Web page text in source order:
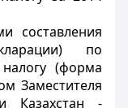
составления
по
(форма
Заместителя
Казахстан -